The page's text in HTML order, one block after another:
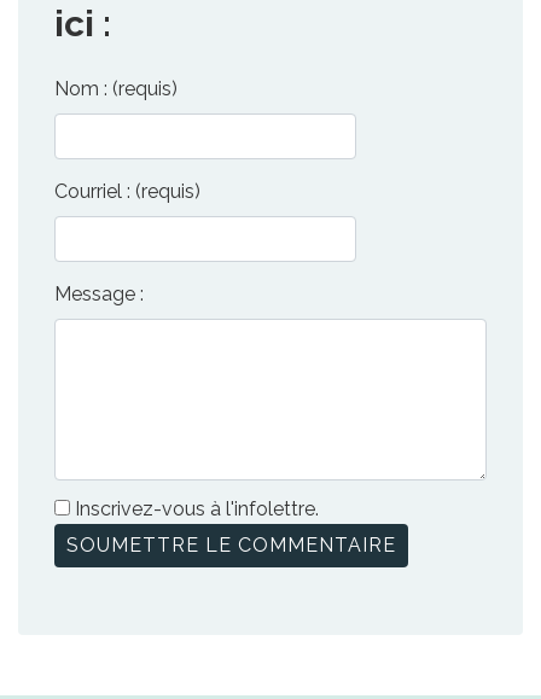
ici :
Nom : (requis)
Courriel : (requis)
Message :
Inscrivez-vous à l'infolettre.